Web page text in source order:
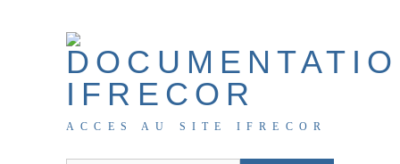
ACCES AU SITE IFRECOR